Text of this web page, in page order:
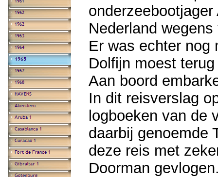
Nederland
Er was echter nog
Dolfijn moest
Aan boord
In dit reisverslag
logboeken van de
daarbij genoemde
deze reis met
Doorman